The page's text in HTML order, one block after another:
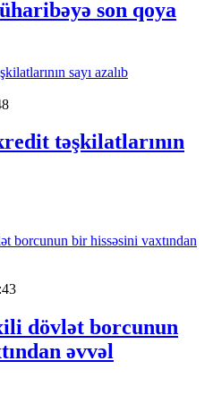
son qoya
təşkilatlarının
dövlət borcunun
əvvəl